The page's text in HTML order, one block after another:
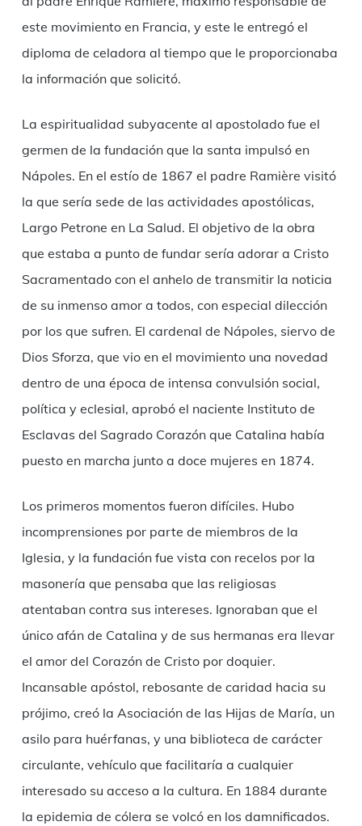
este movimiento en Francia, y este le entregó el
diploma de celadora al tiempo que le proporcionaba
la información que solicitó.
La espiritualidad subyacente al apostolado fue el
germen de la fundación que la santa impulsó en
Nápoles. En el estío de 1867 el padre Ramière visitó
la que sería sede de las actividades apostólicas,
Largo Petrone en La Salud. El objetivo de la obra
que estaba a punto de fundar sería adorar a Cristo
Sacramentado con el anhelo de transmitir la noticia
de su inmenso amor a todos, con especial dilección
por los que sufren. El cardenal de Nápoles, siervo de
Dios Sforza, que vio en el movimiento una novedad
dentro de una época de intensa convulsión social,
política y eclesial, aprobó el naciente Instituto de
Esclavas del Sagrado Corazón que Catalina había
puesto en marcha junto a doce mujeres en 1874.
Los primeros momentos fueron difíciles. Hubo
incomprensiones por parte de miembros de la
Iglesia, y la fundación fue vista con recelos por la
masonería que pensaba que las religiosas
atentaban contra sus intereses. Ignoraban que el
único afán de Catalina y de sus hermanas era llevar
el amor del Corazón de Cristo por doquier.
Incansable apóstol, rebosante de caridad hacia su
prójimo, creó la Asociación de las Hijas de María, un
asilo para huérfanas, y una biblioteca de carácter
circulante, vehículo que facilitaría a cualquier
interesado su acceso a la cultura. En 1884 durante
la epidemia de cólera se volcó en los damnificados.